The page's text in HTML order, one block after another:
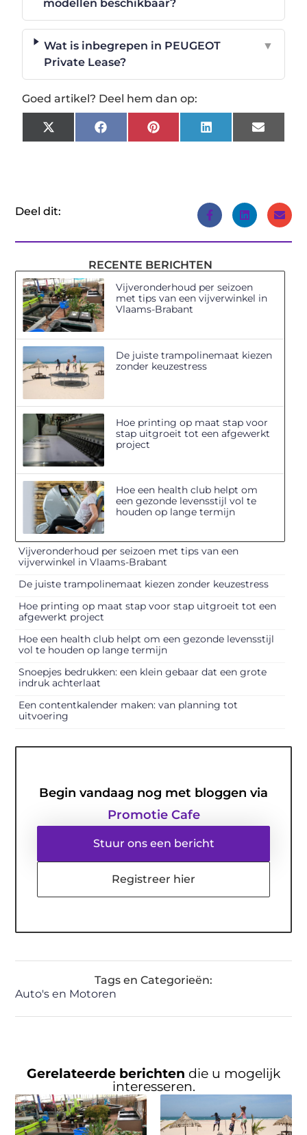
modellen beschikbaar?
Wat is inbegrepen in PEUGEOT
Private Lease?
▼
Goed artikel? Deel hem dan op:
X
(Twitter)
FacebookPinterestLinkedInEmail
Deel dit:
RECENTE BERICHTEN
Vijveronderhoud per seizoen
met tips van een vijverwinkel in
Vlaams-Brabant
De juiste trampolinemaat kiezen
zonder keuzestress
Hoe printing op maat stap voor
stap uitgroeit tot een afgewerkt
project
Hoe een health club helpt om
een gezonde levensstijl vol te
houden op lange termijn
Vijveronderhoud per seizoen met tips van een
vijverwinkel in Vlaams-Brabant
De juiste trampolinemaat kiezen zonder keuzestress
Hoe printing op maat stap voor stap uitgroeit tot een
afgewerkt project
Hoe een health club helpt om een gezonde levensstijl
vol te houden op lange termijn
Snoepjes bedrukken: een klein gebaar dat een grote
indruk achterlaat
Een contentkalender maken: van planning tot
uitvoering
Begin vandaag nog met bloggen via
Promotie Cafe
Stuur ons een bericht
Registreer hier
Tags en Categorieën:
Auto's en Motoren
Gerelateerde berichten die u mogelijk
interesseren.